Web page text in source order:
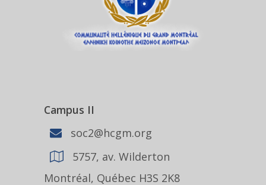
Campus II
soc2@hcgm.org
5757, av. Wilderton
Montréal, Québec H3S 2K8